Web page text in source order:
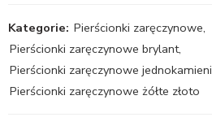
Kategorie: Pierścionki zaręczynowe,
Pierścionki zaręczynowe brylant,
Pierścionki zaręczynowe
Pierścionki zaręczynowe żółte złoto